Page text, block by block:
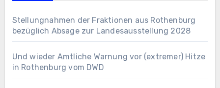
Stellungnahmen der Fraktionen aus Rothenburg
bezüglich Absage zur Landesausstellung 2028
Und wieder Amtliche Warnung vor (extremer) Hitze
in Rothenburg vom DWD